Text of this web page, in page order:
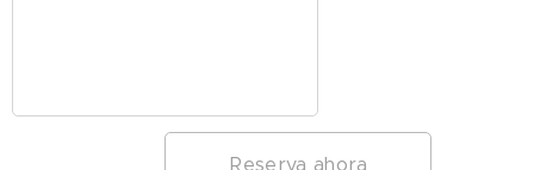
Reserva ahora